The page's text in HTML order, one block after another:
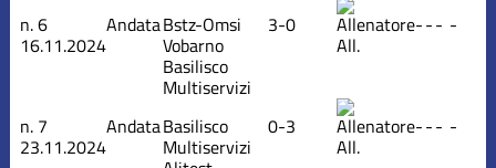
n.6
16.11.2024
AndataBstz-Omsi
Vobarno
Basilisco
Multiservizi
3-0
All.
--- -
n. 7
23.11.2024
AndataBasilisco
Multiservizi
0-3
All.
--- -